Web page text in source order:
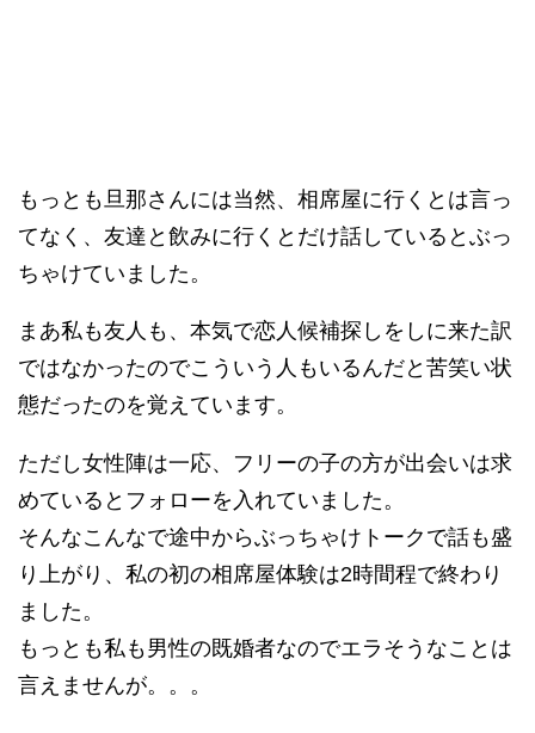
もっとも旦那さんには当然、相席屋に行くとは言っ
てなく、友達と飲みに行くとだけ話しているとぶっ
ちゃけていました。
まあ私も友人も、本気で恋人候補探しをしに来た訳
ではなかったのでこういう人もいるんだと苦笑い状
態だったのを覚えています。
ただし女性陣は一応、フリーの子の方が出会いは求
めているとフォローを入れていました。
そんなこんなで途中からぶっちゃけトークで話も盛
り上がり、私の初の相席屋体験は2時間程で終わり
ました。
もっとも私も男性の既婚者なのでエラそうなことは
言えませんが。。。